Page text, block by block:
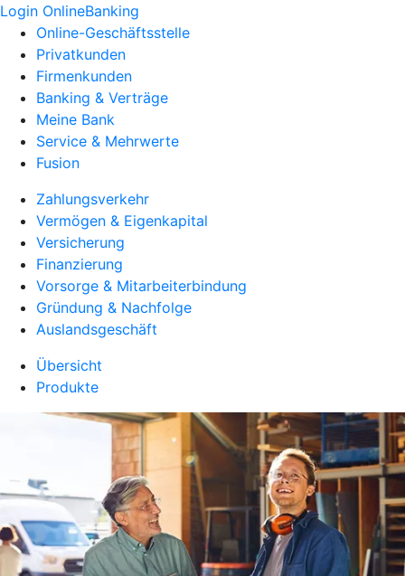
Login OnlineBanking
Online-Geschäftsstelle
Privatkunden
Firmenkunden
Banking & Verträge
Meine Bank
Service & Mehrwerte
Fusion
Zahlungsverkehr
Vermögen & Eigenkapital
Versicherung
Finanzierung
Vorsorge & Mitarbeiterbindung
Gründung & Nachfolge
Auslandsgeschäft
Übersicht
Produkte